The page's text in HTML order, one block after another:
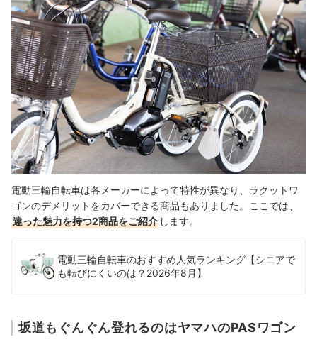
電動三輪自転車は各メーカーによって特性が異なり、ラクットワ
ゴンのデメリットをカバーできる商品もありました。ここでは、
違った魅力を持つ2商品をご紹介 します。
電動三輪自転車のおすすめ人気ランキング【シニアで
も転びにくいのは？2026年8月】
坂道もぐんぐん登れるのはヤマハのPASワゴン